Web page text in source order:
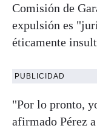
Comisión de
expulsión es
éticamente
PUBLICIDAD
"Por lo pronto,
afirmado Pérez